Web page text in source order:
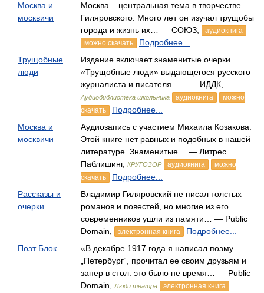
Москва и
москвичи
Москва – центральная тема в творчестве
Гиляровского. Много лет он изучал трущобы
города и жизнь их… — СОЮЗ,
аудиокнига
можно скачать
Подробнее...
Трущобные
люди
Издание включает знаменитые очерки
«Трущобные люди» выдающегося русского
журналиста и писателя –… — ИДДК,
Аудиобиблиотека школьника аудиокнига
можно
скачать
Подробнее...
Москва и
москвичи
Аудиозапись с участием Михаила Козакова.
Этой книге нет равных и подобных в нашей
литературе. Знаменитые… — Литрес
Паблишинг, КРУГОЗОР аудиокнига
можно
скачать
Подробнее...
Рассказы и
очерки
Владимир Гиляровский не писал толстых
романов и повестей, но многие из его
современников ушли из памяти… — Public
Domain,
электронная книга
Подробнее...
Поэт Блок
«В декабре 1917 года я написал поэму
„Петербург“, прочитал ее своим друзьям и
запер в стол: это было не время… — Public
Domain,
Люди театра электронная книга